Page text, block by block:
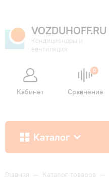
VOZDUHOFF.RU
Кондиционеры и
вентиляция
Кабинет
0
Сравнение
Каталог
Как купить
Главная — Каталог товаров —